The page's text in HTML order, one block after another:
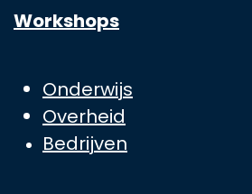
Workshops
Onderwijs
Overheid
Bedrijven